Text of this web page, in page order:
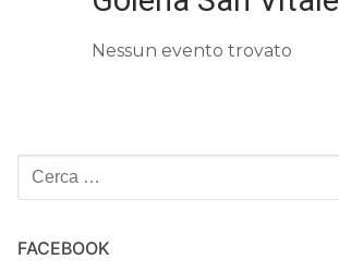
Nessun evento trovato
Cerca:
FACEBOOK